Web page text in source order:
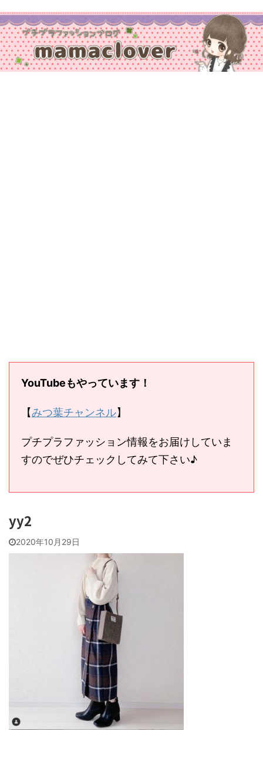
YouTubeもやっています！
【みつ葉チャンネル】
プチプラファッション情報をお届けしていま
すのでぜひチェックしてみて下さい♪
yy2
2020年10月29日